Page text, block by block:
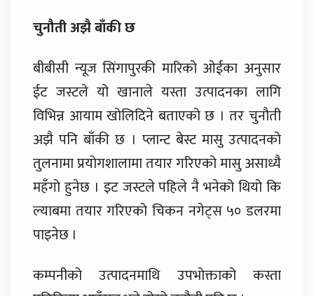
चुनौती अझै बाँकी छ
बीबीसी न्यूज सिंगापुरकी मारिको ओईका अनुसार
ईट जस्टले यो खानाले यस्ता उत्पादनका लागि
विभिन्न आयाम खोलिदिने बताएको छ । तर चुनौती
अझै पनि बाँकी छ । प्लान्ट बेस्ट मासु उत्पादनको
तुलनामा प्रयोगशालामा तयार गरिएको मासु असाध्यै
महँगो हुनेछ । इट जस्टले पहिले नै भनेको थियो कि
ल्याबमा तयार गरिएको चिकन नगेट्स ५० डलरमा
पाइनेछ ।
कम्पनीको उत्पादनमाथि उपभोक्ताको कस्ता